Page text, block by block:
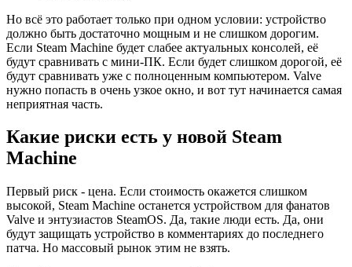
Но всё это работает только при одном условии: устройство
должно быть достаточно мощным и не слишком дорогим.
Если Steam Machine будет слабее актуальных консолей, её
будут сравнивать с мини-ПК. Если будет слишком дорогой, её
будут сравнивать уже с полноценным компьютером. Valve
нужно попасть в очень узкое окно, и вот тут начинается самая
неприятная часть.
Какие риски есть у новой Steam
Machine
Первый риск - цена. Если стоимость окажется слишком
высокой, Steam Machine останется устройством для фанатов
Valve и энтузиастов SteamOS. Да, такие люди есть. Да, они
будут защищать устройство в комментариях до последнего
патча. Но массовый рынок этим не взять.